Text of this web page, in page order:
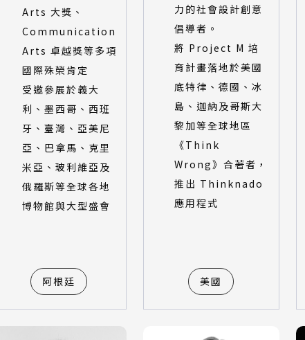
Arts 大獎、
Communication
Arts 卓越獎等多項
國際殊榮肯定
受邀參展於義大
利、墨西哥、西班
牙、臺灣、亞美尼
亞、巴拿馬、克里
米亞、玻利維亞及
俄羅斯等全球各地
博物館與大型盛會
阿根廷
力的社會設計創意
倡導者。
將 Project M 培
育計畫落地於美國
底特律、德國、冰
島、迦納及哥斯大
黎加等全球地區
《Think
Wrong》合著者，
推出 Thinknado
應用程式
美國